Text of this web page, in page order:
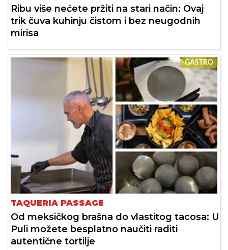
Ribu više nećete pržiti na stari način: Ovaj
trik čuva kuhinju čistom i bez neugodnih
mirisa
GASTRO
TAQUERIA PASSAGE
Od meksičkog brašna do vlastitog tacosa: U
Puli možete besplatno naučiti raditi
autentične tortilje